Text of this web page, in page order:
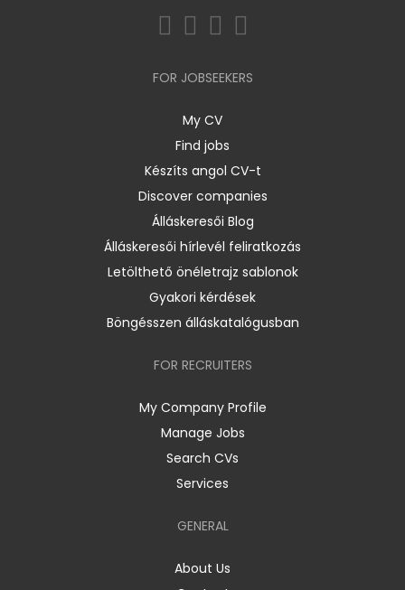
FOR JOBSEEKERS
My CV
Find jobs
Készíts angol CV-t
Discover companies
Álláskeresői Blog
Álláskeresői hírlevél feliratkozás
Letölthető önéletrajz sablonok
Gyakori kérdések
Böngésszen álláskatalógusban
FOR RECRUITERS
My Company Profile
Manage Jobs
Search CVs
Services
GENERAL
About Us